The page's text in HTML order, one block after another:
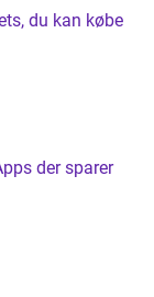
du kan købe
der sparer